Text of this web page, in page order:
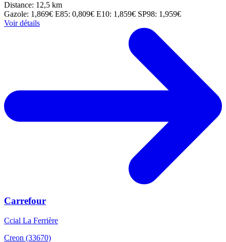
Distance: 12,5 km
Gazole: 1,869€ E85: 0,809€ E10: 1,859€ SP98: 1,959€
Voir détails
Carrefour
Ccial La Ferrière
Creon (33670)